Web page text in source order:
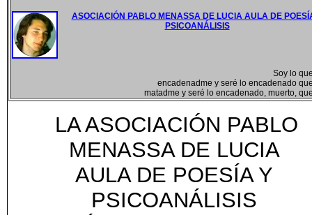
ASOCIACIÓN PABLO MENASSA DE LUCIA AULA DE
PSICOANÁLISIS
Soy lo
encadenadme y seré lo encadenado
matadme y seré lo encadenado, muerto,
LA ASOCIACIÓN PABLO
MENASSA DE LUCIA
AULA DE POESÍA Y
PSICOANÁLISIS